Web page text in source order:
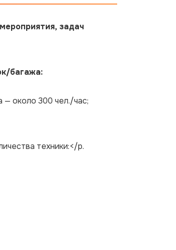
задач
багажа:
— около 300 чел./час;
техники:</p.